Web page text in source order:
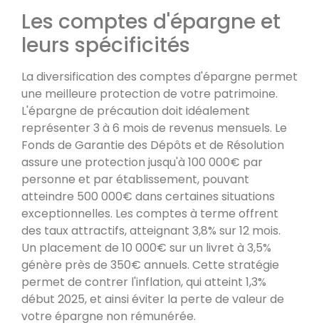
Les comptes d'épargne et
leurs spécificités
La diversification des comptes d'épargne permet
une meilleure protection de votre patrimoine.
L'épargne de précaution doit idéalement
représenter 3 à 6 mois de revenus mensuels. Le
Fonds de Garantie des Dépôts et de Résolution
assure une protection jusqu'à 100 000€ par
personne et par établissement, pouvant
atteindre 500 000€ dans certaines situations
exceptionnelles. Les comptes à terme offrent
des taux attractifs, atteignant 3,8% sur 12 mois.
Un placement de 10 000€ sur un livret à 3,5%
génère près de 350€ annuels. Cette stratégie
permet de contrer l'inflation, qui atteint 1,3%
début 2025, et ainsi éviter la perte de valeur de
votre épargne non rémunérée.